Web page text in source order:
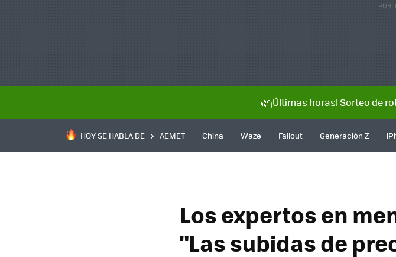
🌿¡Últimas horas! Sorteo de
HOY SE HABLA DE AEMET China Waze Fallout Generación Z
Los expertos en
"Las subidas de